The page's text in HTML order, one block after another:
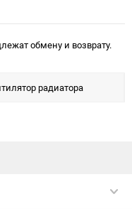
обмену и возврату.
радиатора